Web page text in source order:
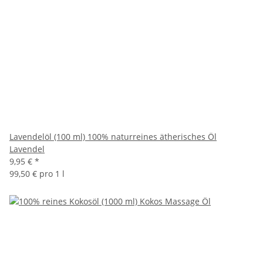
Lavendelöl (100 ml) 100% naturreines ätherisches Öl
Lavendel
9,95 € *
99,50 € pro 1 l